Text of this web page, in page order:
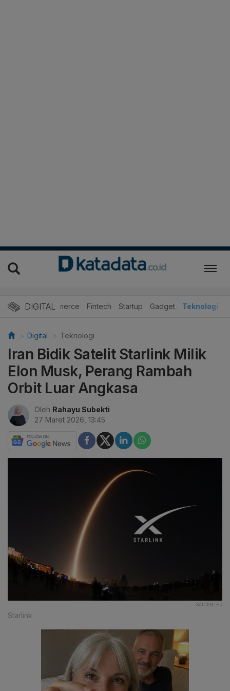
DIGITAL
E-Commerce Fintech Startup Gadget Teknologi
Digital Teknologi
Iran Bidik Satelit Starlink Milik
Elon Musk, Perang Rambah
Orbit Luar Angkasa
Oleh Rahayu Subekti
27 Maret 2026, 13:45
SATCENTER
Starlink